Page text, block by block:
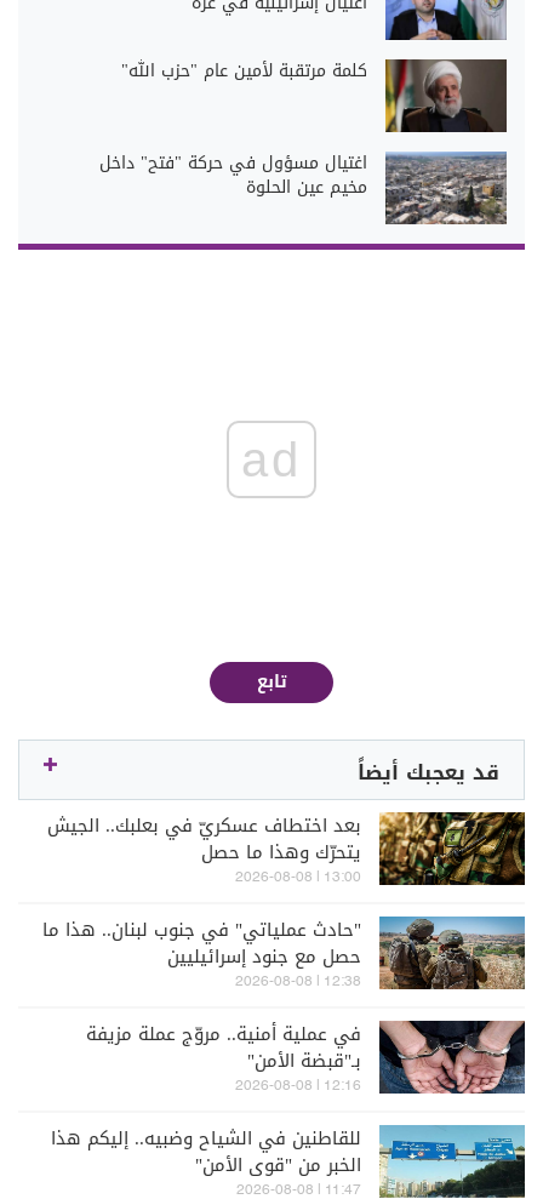
كلمة مرتقبة لأمين عام "حزب الله"
اغتيال مسؤول في حركة "فتح" داخل
مخيم عين الحلوة
ad
تابع
قد يعجبك أيضاً
بعد اختطاف عسكريّ في بعلبك.. الجيش
يتحرّك وهذا ما حصل
13:00 | 2026-08-08
"حادث عملياتي" في جنوب لبنان.. هذا ما
حصل مع جنود إسرائيليين
12:38 | 2026-08-08
في عملية أمنية.. مروّج عملة مزيفة
بـ"قبضة الأمن"
12:16 | 2026-08-08
للقاطنين في الشياح وضبيه.. إليكم هذا
الخبر من "قوى الأمن"
11:47 | 2026-08-08